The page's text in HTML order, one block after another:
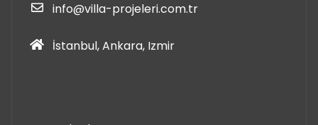
info@villa-projeleri.com.tr
İstanbul, Ankara, Izmir